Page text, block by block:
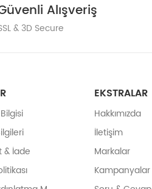
Alışveriş
& 3D Secure
& İade
EKSTRALAR
Hakkımızda
İletişim
Markalar
Kampanyalar